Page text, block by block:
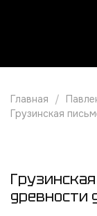
Главная
Грузинская
древности